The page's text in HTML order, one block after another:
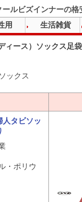
ルビズインナーの格
ィース）ソックス足
ックス
タビソッ
・ポリウ
用 生活雑貨